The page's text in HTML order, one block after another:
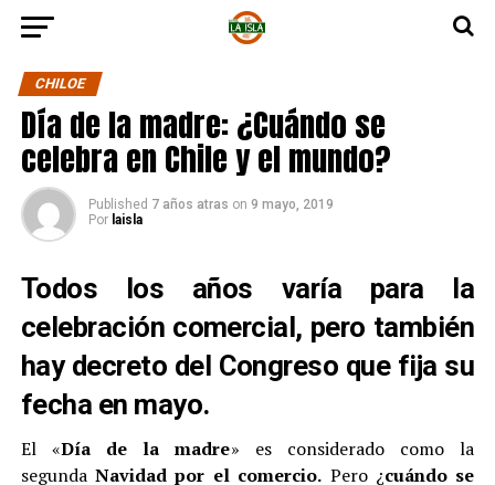
CHILOE
Día de la madre: ¿Cuándo se
celebra en Chile y el mundo?
Published 7 años atras on 9 mayo, 2019
Por laisla
Todos los años varía para la
celebración comercial, pero también
hay decreto del Congreso que fija su
fecha en mayo.
El «Día de la madre» es considerado como la
segundaNavidad por el comercio. Pero ¿cuándo se